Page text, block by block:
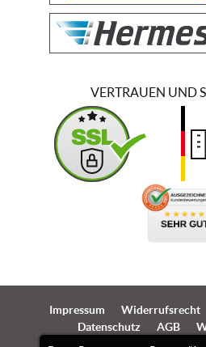
VERTRAUEN UND
Impressum Widerrufsrecht
Datenschutz
AGB